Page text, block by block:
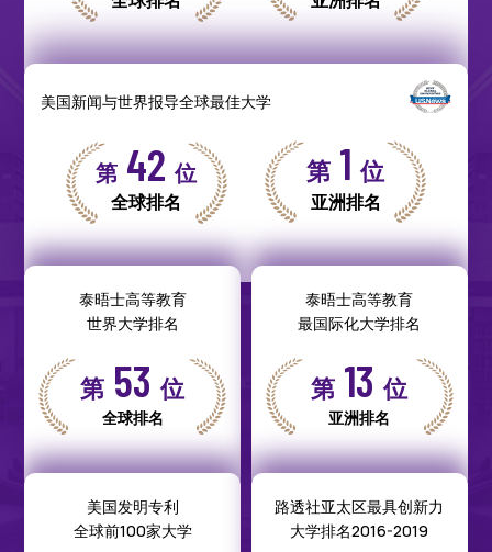
美国新闻与世界报导全球最佳大学
第 42 位
全球排名
第 1 位
亚洲排名
泰晤士高等教育
世界大学排名
第 53 位
全球排名
泰晤士高等教育
最国际化大学排名
第 13 位
亚洲排名
美国发明专利
全球前100家大学
路透社亚太区最具创新力
大学排名2016-2019